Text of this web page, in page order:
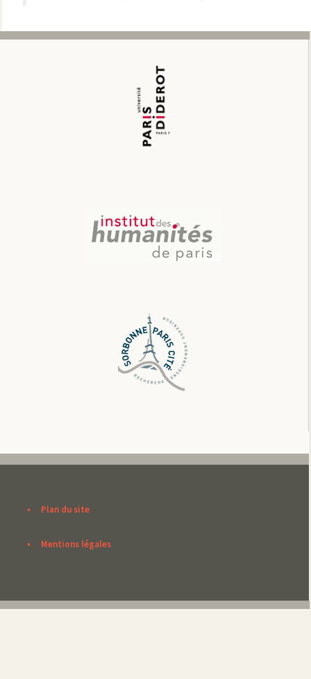
Plan du site
Mentions légales